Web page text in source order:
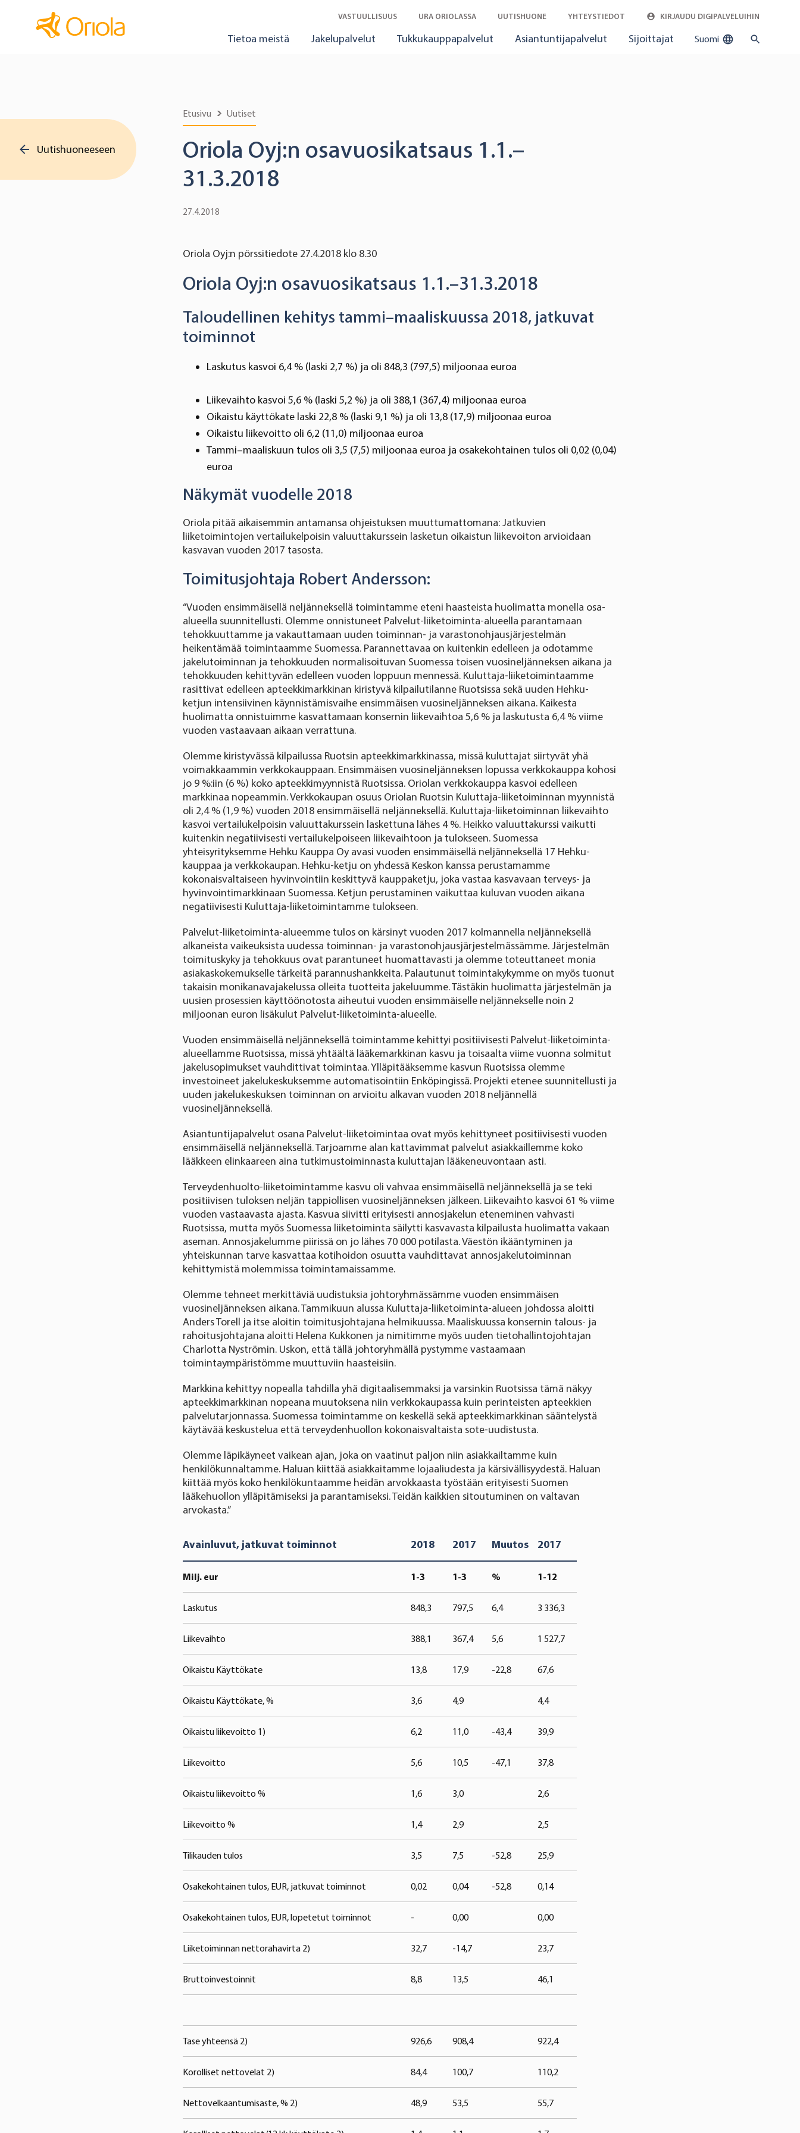
VASTUULLISUUS URA ORIOLASSA UUTISHUONE YHTEYSTIEDOT KIRJAUDU DIGIPALVELUIHIN
Tietoa meistä Jakelupalvelut Tukkukauppapalvelut Asiantuntijapalvelut Sijoittajat Suomi
Uutishuoneeseen
Etusivu Uutiset
Oriola Oyj:n osavuosikatsaus 1.1.–
31.3.2018
27.4.2018
Oriola Oyj:n pörssitiedote 27.4.2018 klo 8.30
Oriola Oyj:n osavuosikatsaus 1.1.–31.3.2018
Taloudellinen kehitys tammi–maaliskuussa 2018, jatkuvat
toiminnot
Laskutus kasvoi 6,4 % (laski 2,7 %) ja oli 848,3 (797,5) miljoonaa euroa
Liikevaihto kasvoi 5,6 % (laski 5,2 %) ja oli 388,1 (367,4) miljoonaa euroa
Oikaistu käyttökate laski 22,8 % (laski 9,1 %) ja oli 13,8 (17,9) miljoonaa euroa
Oikaistu liikevoitto oli 6,2 (11,0) miljoonaa euroa
Tammi–maaliskuun tulos oli 3,5 (7,5) miljoonaa euroa ja osakekohtainen tulos oli 0,02 (0,04)
euroa
Näkymät vuodelle 2018
Oriola pitää aikaisemmin antamansa ohjeistuksen muuttumattomana: Jatkuvien
liiketoimintojen vertailukelpoisin valuuttakurssein lasketun oikaistun liikevoiton arvioidaan
kasvavan vuoden 2017 tasosta.
Toimitusjohtaja Robert Andersson:
“Vuoden ensimmäisellä neljänneksellä toimintamme eteni haasteista huolimatta monella osa-
alueella suunnitellusti. Olemme onnistuneet Palvelut-liiketoiminta-alueella parantamaan
tehokkuuttamme ja vakauttamaan uuden toiminnan- ja varastonohjausjärjestelmän
heikentämää toimintaamme Suomessa. Parannettavaa on kuitenkin edelleen ja odotamme
jakelutoiminnan ja tehokkuuden normalisoituvan Suomessa toisen vuosineljänneksen aikana ja
tehokkuuden kehittyvän edelleen vuoden loppuun mennessä. Kuluttaja-liiketoimintaamme
rasittivat edelleen apteekkimarkkinan kiristyvä kilpailutilanne Ruotsissa sekä uuden Hehku-
ketjun intensiivinen käynnistämisvaihe ensimmäisen vuosineljänneksen aikana. Kaikesta
huolimatta onnistuimme kasvattamaan konsernin liikevaihtoa 5,6 % ja laskutusta 6,4 % viime
vuoden vastaavaan aikaan verrattuna.
Olemme kiristyvässä kilpailussa Ruotsin apteekkimarkkinassa, missä kuluttajat siirtyvät yhä
voimakkaammin verkkokauppaan. Ensimmäisen vuosineljänneksen lopussa verkkokauppa kohosi
jo 9 %:iin (6 %) koko apteekkimyynnistä Ruotsissa. Oriolan verkkokauppa kasvoi edelleen
markkinaa nopeammin. Verkkokaupan osuus Oriolan Ruotsin Kuluttaja-liiketoiminnan myynnistä
oli 2,4 % (1,9 %) vuoden 2018 ensimmäisellä neljänneksellä. Kuluttaja-liiketoiminnan liikevaihto
kasvoi vertailukelpoisin valuuttakurssein laskettuna lähes 4 %. Heikko valuuttakurssi vaikutti
kuitenkin negatiivisesti vertailukelpoiseen liikevaihtoon ja tulokseen. Suomessa
yhteisyrityksemme Hehku Kauppa Oy avasi vuoden ensimmäisellä neljänneksellä 17 Hehku-
kauppaa ja verkkokaupan. Hehku-ketju on yhdessä Keskon kanssa perustamamme
kokonaisvaltaiseen hyvinvointiin keskittyvä kauppaketju, joka vastaa kasvavaan terveys- ja
hyvinvointimarkkinaan Suomessa. Ketjun perustaminen vaikuttaa kuluvan vuoden aikana
negatiivisesti Kuluttaja-liiketoimintamme tulokseen.
Palvelut-liiketoiminta-alueemme tulos on kärsinyt vuoden 2017 kolmannella neljänneksellä
alkaneista vaikeuksista uudessa toiminnan- ja varastonohjausjärjestelmässämme. Järjestelmän
toimituskyky ja tehokkuus ovat parantuneet huomattavasti ja olemme toteuttaneet monia
asiakaskokemukselle tärkeitä parannushankkeita. Palautunut toimintakykymme on myös tuonut
takaisin monikanavajakelussa olleita tuotteita jakeluumme. Tästäkin huolimatta järjestelmän ja
uusien prosessien käyttöönotosta aiheutui vuoden ensimmäiselle neljännekselle noin 2
miljoonan euron lisäkulut Palvelut-liiketoiminta-alueelle.
Vuoden ensimmäisellä neljänneksellä toimintamme kehittyi positiivisesti Palvelut-liiketoiminta-
alueellamme Ruotsissa, missä yhtäältä lääkemarkkinan kasvu ja toisaalta viime vuonna solmitut
jakelusopimukset vauhdittivat toimintaa. Ylläpitääksemme kasvun Ruotsissa olemme
investoineet jakelukeskuksemme automatisointiin Enköpingissä. Projekti etenee suunnitellusti ja
uuden jakelukeskuksen toiminnan on arvioitu alkavan vuoden 2018 neljännellä
vuosineljänneksellä.
Asiantuntijapalvelut osana Palvelut-liiketoimintaa ovat myös kehittyneet positiivisesti vuoden
ensimmäisellä neljänneksellä. Tarjoamme alan kattavimmat palvelut asiakkaillemme koko
lääkkeen elinkaareen aina tutkimustoiminnasta kuluttajan lääkeneuvontaan asti.
Terveydenhuolto-liiketoimintamme kasvu oli vahvaa ensimmäisellä neljänneksellä ja se teki
positiivisen tuloksen neljän tappiollisen vuosineljänneksen jälkeen. Liikevaihto kasvoi 61 % viime
vuoden vastaavasta ajasta. Kasvua siivitti erityisesti annosjakelun eteneminen vahvasti
Ruotsissa, mutta myös Suomessa liiketoiminta säilytti kasvavasta kilpailusta huolimatta vakaan
aseman. Annosjakelumme piirissä on jo lähes 70 000 potilasta. Väestön ikääntyminen ja
yhteiskunnan tarve kasvattaa kotihoidon osuutta vauhdittavat annosjakelutoiminnan
kehittymistä molemmissa toimintamaissamme.
Olemme tehneet merkittäviä uudistuksia johtoryhmässämme vuoden ensimmäisen
vuosineljänneksen aikana. Tammikuun alussa Kuluttaja-liiketoiminta-alueen johdossa aloitti
Anders Torell ja itse aloitin toimitusjohtajana helmikuussa. Maaliskuussa konsernin talous- ja
rahoitusjohtajana aloitti Helena Kukkonen ja nimitimme myös uuden tietohallintojohtajan
Charlotta Nyströmin. Uskon, että tällä johtoryhmällä pystymme vastaamaan
toimintaympäristömme muuttuviin haasteisiin.
Markkina kehittyy nopealla tahdilla yhä digitaalisemmaksi ja varsinkin Ruotsissa tämä näkyy
apteekkimarkkinan nopeana muutoksena niin verkkokaupassa kuin perinteisten apteekkien
palvelutarjonnassa. Suomessa toimintamme on keskellä sekä apteekkimarkkinan sääntelystä
käytävää keskustelua että terveydenhuollon kokonaisvaltaista sote-uudistusta.
Olemme läpikäyneet vaikean ajan, joka on vaatinut paljon niin asiakkailtamme kuin
henkilökunnaltamme. Haluan kiittää asiakkaitamme lojaaliudesta ja kärsivällisyydestä. Haluan
kiittää myös koko henkilökuntaamme heidän arvokkaasta työstään erityisesti Suomen
lääkehuollon ylläpitämiseksi ja parantamiseksi. Teidän kaikkien sitoutuminen on valtavan
arvokasta.”
Avainluvut, jatkuvat toiminnot 2018 2017 Muutos 2017
Milj. eur 1-3 1-3 % 1-12
Laskutus 848,3 797,5 6,4 3 336,3
Liikevaihto 388,1 367,4 5,6 1 527,7
Oikaistu Käyttökate 13,8 17,9 -22,8 67,6
Oikaistu Käyttökate, % 3,6 4,9 4,4
Oikaistu liikevoitto 1) 6,2 11,0 -43,4 39,9
Liikevoitto 5,6 10,5 -47,1 37,8
Oikaistu liikevoitto % 1,6 3,0 2,6
Liikevoitto % 1,4 2,9 2,5
Tilikauden tulos 3,5 7,5 -52,8 25,9
Osakekohtainen tulos, EUR, jatkuvat toiminnot 0,02 0,04 -52,8 0,14
Osakekohtainen tulos, EUR, lopetetut toiminnot - 0,00 0,00
Liiketoiminnan nettorahavirta 2) 32,7 -14,7 23,7
Bruttoinvestoinnit 8,8 13,5 46,1
Tase yhteensä 2) 926,6 908,4 922,4
Korolliset nettovelat 2) 84,4 100,7 110,2
Nettovelkaantumisaste, % 2) 48,9 53,5 55,7